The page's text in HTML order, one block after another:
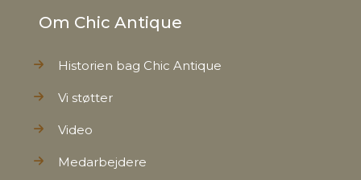
Om Chic Antique
Historien bag Chic Antique
Vi støtter
Video
Medarbejdere